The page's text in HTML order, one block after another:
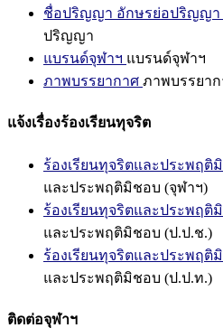
ชื่อปริญญา อักษรย่อปริญญา
ปริญญา
แบรนด์จุฬาฯ แบรนด์จุฬาฯ
ภาพบรรยากาศ ภาพบรรยา
แจ้งเรื่องร้องเรียนทุจริต
ร้องเรียนทุจริตและประพฤติ
และประพฤติมิชอบ (จุฬาฯ)
ร้องเรียนทุจริตและประพฤติ
และประพฤติมิชอบ (ป.ป.ช.)
ร้องเรียนทุจริตและประพฤติ
และประพฤติมิชอบ (ป.ป.ท.)
ติดต่อจุฬาฯ